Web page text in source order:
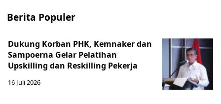
Berita Populer
Dukung Korban PHK, Kemnaker dan
Sampoerna Gelar Pelatihan
Upskilling dan Reskilling Pekerja
16 Juli 2026